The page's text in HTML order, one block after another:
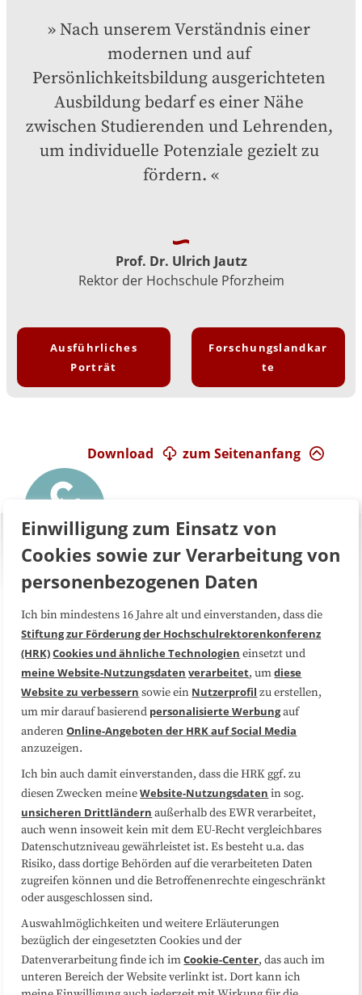
Nach unserem Verständnis einer
modernen und auf
Persönlichkeitsbildung ausgerichteten
Ausbildung bedarf es einer Nähe
zwischen Studierenden und Lehrenden,
um individuelle Potenziale gezielt zu
fördern.
Prof. Dr. Ulrich Jautz
Rektor der Hochschule Pforzheim
Ausführliches
Porträt
Forschungslandkar
te
zum Seitenanfang
Download
Über uns FAQ
Medienarbeit Kooperationen
Datenschutzerklärung Impressum
Sitemap
Folgen Sie uns
Einwilligung zum Einsatz von
Cookies sowie zur Verarbeitung von
personenbezogenen Daten
Ich bin mindestens 16 Jahre alt und einverstanden, dass die
Stiftung zur Förderung der Hochschulrektorenkonferenz
(HRK)Cookies und ähnliche Technologien einsetzt und
meine Website-Nutzungsdaten verarbeitet, umdiese
Website zu verbessern sowie ein Nutzerprofil zu erstellen,
um mir darauf basierend personalisierte Werbungauf
anderenOnline-Angeboten der HRK auf Social Media
anzuzeigen.
Ich bin auch damit einverstanden, dass die HRK ggf. zu
diesen Zwecken meineWebsite-Nutzungsdaten in sog.
unsicheren Drittländern außerhalb des EWR verarbeitet,
auch wenn insoweit kein mit dem EU-Recht vergleichbares
Datenschutzniveau gewährleistet ist. Es besteht u.a. das
Risiko, dass dortige Behörden auf die verarbeiteten Daten
zugreifen können und die Betroffenenrechte eingeschränkt
oder ausgeschlossen sind.
Auswahlmöglichkeiten und weitere Erläuterungen
bezüglich der eingesetzten Cookies und der
Datenverarbeitung finde ich imCookie-Center, das auch im
unteren Bereich der Website verlinkt ist. Dort kann ich